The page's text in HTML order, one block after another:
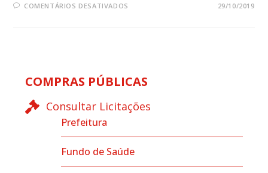
COMENTÁRIOS DESATIVADOS 29/10/2019
COMPRAS PÚBLICAS
Consultar Licitações
Prefeitura
Fundo de Saúde